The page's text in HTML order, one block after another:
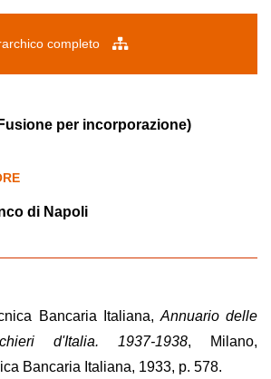
completo
per incorporazione)
di Napoli
Bancaria Italiana, Annuario delle
d'Italia. 1937-1938, Milano,
Bancaria Italiana, 1933, p. 578.